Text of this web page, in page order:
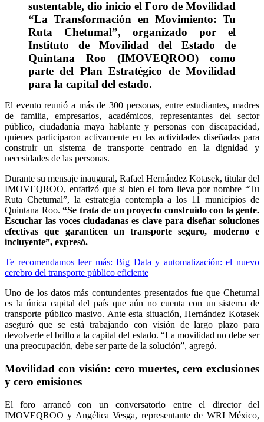
sustentable, dio inicio el Foro de Movilidad
“La Transformación en Movimiento: Tu
Ruta Chetumal”, organizado por el
Instituto de Movilidad del Estado de
Quintana Roo (IMOVEQROO) como
parte del Plan Estratégico de Movilidad
para la capital del estado.
El evento reunió a más de 300 personas, entre estudiantes, madres
de familia, empresarios, académicos, representantes del sector
público, ciudadanía maya hablante y personas con discapacidad,
quienes participaron activamente en las actividades diseñadas para
construir un sistema de transporte centrado en la dignidad y
necesidades de las personas.
Durante su mensaje inaugural, Rafael Hernández Kotasek, titular del
IMOVEQROO, enfatizó que si bien el foro lleva por nombre “Tu
Ruta Chetumal”, la estrategia contempla a los 11 municipios de
Quintana Roo. “Se trata de un proyecto construido con la gente.
Escuchar las voces ciudadanas es clave para diseñar soluciones
efectivas que garanticen un transporte seguro, moderno e
incluyente”, expresó.
Te recomendamos leer más:Big Data y automatización: el nuevo
cerebro del transporte público eficiente
Uno de los datos más contundentes presentados fue que Chetumal
es la única capital del país que aún no cuenta con un sistema de
transporte público masivo. Ante esta situación, Hernández Kotasek
aseguró que se está trabajando con visión de largo plazo para
devolverle el brillo a la capital del estado. “La movilidad no debe ser
una preocupación, debe ser parte de la solución”, agregó.
Movilidad con visión: cero muertes, cero exclusiones
y cero emisiones
El foro arrancó con un conversatorio entre el director del
IMOVEQROO y Angélica Vesga, representante de WRI México,